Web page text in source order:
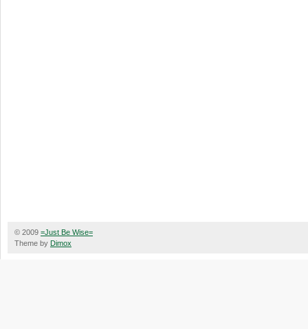
© 2009 =Just Be Wise=
Theme by Dimox